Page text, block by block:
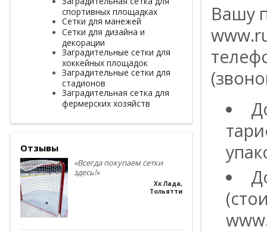
спортивных площадках
Сетки для манежей
Сетки для дизайна и
декорации
Заградительные сетки для
хоккейных площадок
Заградительные сетки для
стадионов
Заградительная сетка для
фермерских хозяйств
Отзывы
«Всегда покупаем сетки
здесь!»
Хк Лада,
Тольятти
Вашу